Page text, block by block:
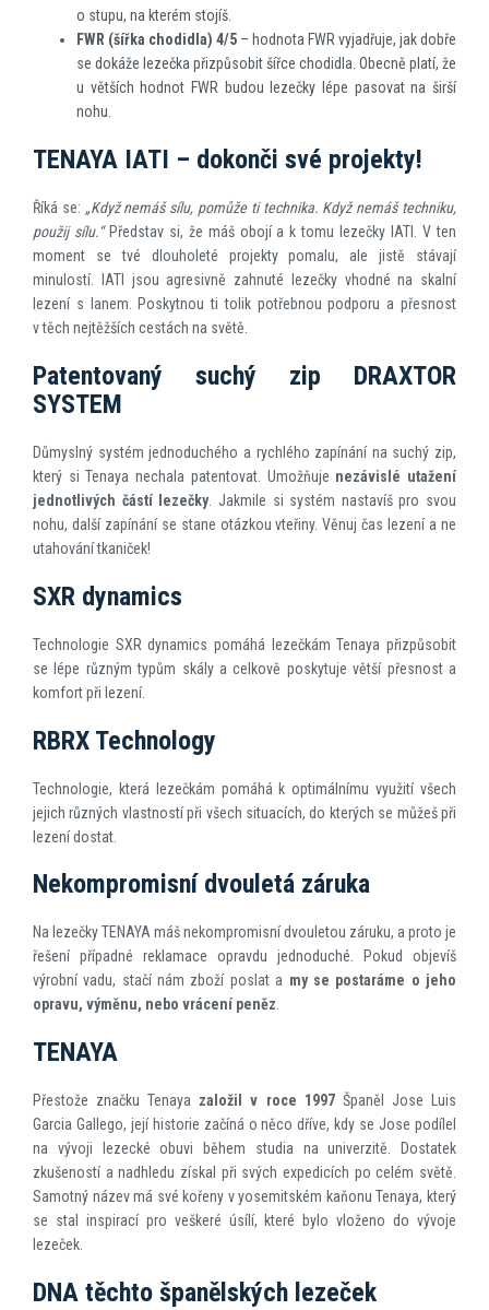
o stupu, na kterém stojíš.
FWR (šířka chodidla) 4/5 – hodnota FWR vyjadřuje, jak dobře
se dokáže lezečka přizpůsobit šířce chodidla. Obecně platí, že
u větších hodnot FWR budou lezečky lépe pasovat na širší
nohu.
TENAYA IATI – dokonči své projekty!
Říká se: „Když nemáš sílu, pomůže ti technika. Když nemáš techniku,
použij sílu.“Představ si, že máš obojí a k tomu lezečky IATI. V ten
moment se tvé dlouholeté projekty pomalu, ale jistě stávají
minulostí. IATI jsou agresivně zahnuté lezečky vhodné na skalní
lezení s lanem. Poskytnou ti tolik potřebnou podporu a přesnost
v těch nejtěžších cestách na světě.
Patentovaný suchý zip DRAXTOR
SYSTEM
Důmyslný systém jednoduchého a rychlého zapínání na suchý zip,
který si Tenaya nechala patentovat. Umožňuje nezávislé utažení
jednotlivých částí lezečky. Jakmile si systém nastavíš pro svou
nohu, další zapínání se stane otázkou vteřiny. Věnuj čas lezení a ne
utahování tkaniček!
SXR dynamics
Technologie SXR dynamics pomáhá lezečkám Tenaya přizpůsobit
se lépe různým typům skály a celkově poskytuje větší přesnost a
komfort při lezení.
RBRX Technology
Technologie, která lezečkám pomáhá k optimálnímu využití všech
jejich různých vlastností při všech situacích, do kterých se můžeš při
lezení dostat.
Nekompromisní dvouletá záruka
Na lezečky TENAYA máš nekompromisní dvouletou záruku, a proto je
řešení případné reklamace opravdu jednoduché. Pokud objevíš
výrobní vadu, stačí nám zboží poslat a my se postaráme o jeho
opravu, výměnu, nebo vrácení peněz.
TENAYA
Přestože značku Tenaya založil v roce 1997Španěl Jose Luis
Garcia Gallego, její historie začíná o něco dříve, kdy se Jose podílel
na vývoji lezecké obuvi během studia na univerzitě. Dostatek
zkušeností a nadhledu získal při svých expedicích po celém světě.
Samotný název má své kořeny v yosemitském kaňonu Tenaya, který
se stal inspirací pro veškeré úsílí, které bylo vloženo do vývoje
lezeček.
DNA těchto španělských lezeček